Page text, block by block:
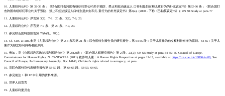
10. 儿童权利公约》第 32-36 条；《联合国打击跨国有组织犯罪公约关于预防、禁止和惩治贩运人 口特别是妇女和儿童行为的补充议定书》第32-36 条；《联合国打
击跨国有组织犯罪公约关于预防、禁止和惩治贩运人口特别是妇女和儿 童行为的补充议定书》第3(a), (2000 - 下称《巴勒莫议定书》); UN SR Study at para.77
11. 儿童权利公约》序言第 3(2)、7-9、20 条。3(2), 7-9, 20.
12. 儿童权利公约》序言第 7-9 条、第 20 条。7-9, 20.
13. 参见联合国特别报告第 78(b)段。78(b).
14. Cf. CRC at arts.参见《儿童权利公约》第 2-3 条和第 21 条；联合国特别报告员的研究报告，第 64-65 段；关于儿童作为独立权利持有者的原则。64-65；关于儿
童作为独立权利持有者的原则。
15. 例如，见《公民权利和政治权利国际公约》第 23(2)条；《联合国人权研究报告》第 2 段。23(2); UN SR Study at para.64-65; cf. Council of Europe,
Commissioner for Human Rights, N. CANTWELL (2011).收养与儿童：A Human Rights Perspective at pages 12-13, available at https://rm.coe.int/16806dac00; See
Council of Europe, Parliamentary Assembly, Doc.14140, Children's rights related to surrogacy, at para.
16. 见联合国特别代表研究报告第 58-59 段、第 64-65 段。58-59, 64-65.
17. 参见前注 1 和 12 中引用的资料来源。
18. 世界人权宣言
19. 儿童权利委员会